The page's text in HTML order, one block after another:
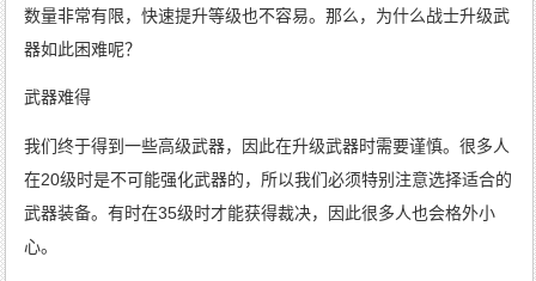
数量非常有限，快速提升等级也不容易。那么，为什么战士升级武
器如此困难呢？
武器难得
我们终于得到一些高级武器，因此在升级武器时需要谨慎。很多人
在20级时是不可能强化武器的，所以我们必须特别注意选择适合的
武器装备。有时在35级时才能获得裁决，因此很多人也会格外小
心。